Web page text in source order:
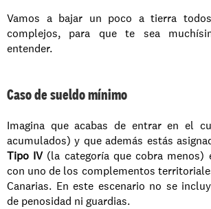
Vamos a bajar un poco a tierra
complejos, para que te sea
entender.
Caso de sueldo mínimo
Imagina que acabas de entrar en el
Tipo IV (la categoría que cobra menos)
con uno de los complementos
Canarias. En este escenario no se
de penosidad ni guardias.